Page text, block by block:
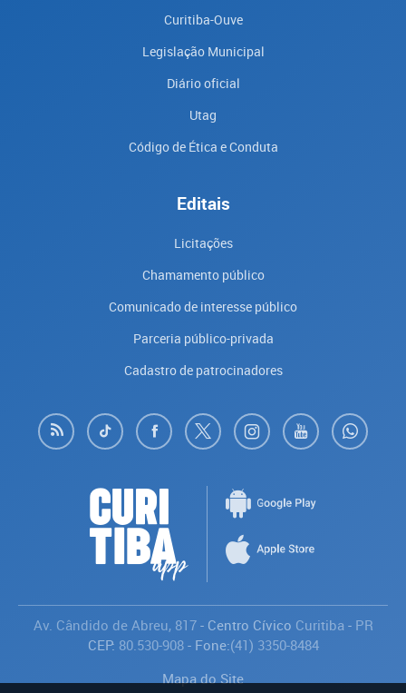
Curitiba-Ouve
Legislação Municipal
Diário oficial
Utag
Código de Ética e Conduta
Editais
Licitações
Chamamento público
Comunicado de interesse público
Parceria público-privada
Cadastro de patrocinadores
Av. Cândido de Abreu, 817- Centro Cívico Curitiba - PR
CEP: 80.530-908- Fone:(41) 3350-8484
Mapa do Site